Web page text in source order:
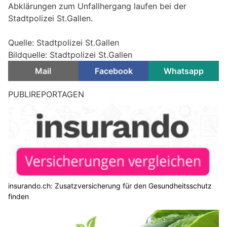
Abklärungen zum Unfallhergang laufen bei der
Stadtpolizei St.Gallen.
Quelle: Stadtpolizei St.Gallen
Bildquelle: Stadtpolizei St.Gallen
Mail
Facebook Whatsapp
Überholmanöver – Feuerwehr befreit Lenkerin